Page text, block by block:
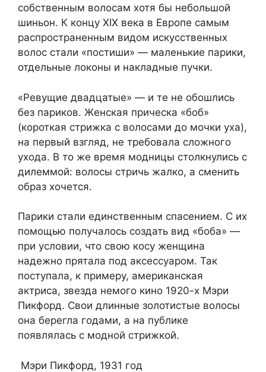
собственным волосам хотя бы небольшой
шиньон. К концу XIX века в Европе самым
распространенным видом искусственных
волос стали «постиши» — маленькие парики,
отдельные локоны и накладные пучки.
«Ревущие двадцатые» — и те не обошлись
без париков. Женская прическа «боб»
(короткая стрижка с волосами до мочки уха),
на первый взгляд, не требовала сложного
ухода. В то же время модницы столкнулись с
дилеммой: волосы стричь жалко, а сменить
образ хочется.
Парики стали единственным спасением. С их
помощью получалось создать вид «боба» —
при условии, что свою косу женщина
надежно прятала под аксессуаром. Так
поступала, к примеру, американская
актриса, звезда немого кино 1920-х Мэри
Пикфорд. Свои длинные золотистые волосы
она берегла годами, а на публике
появлялась с модной стрижкой.
Мэри Пикфорд, 1931 год